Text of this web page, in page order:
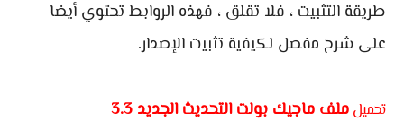
طريقة التثبيت ، فلا تقلق ، فهذه الروابط تحتوي أيضا
على شرح مفصل لكيفية تثبيت الإصدار.
تحميل ملف ماجيك بولت التحديث الجديد 3.3